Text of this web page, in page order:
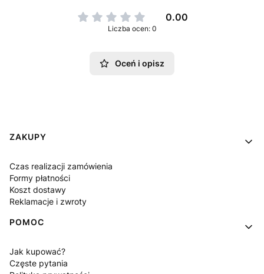
0.00
Liczba ocen: 0
Oceń i opisz
Linki w stopce
ZAKUPY
Czas realizacji zamówienia
Formy płatności
Koszt dostawy
Reklamacje i zwroty
POMOC
Jak kupować?
Częste pytania